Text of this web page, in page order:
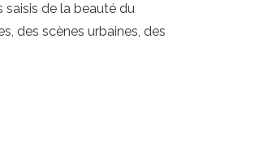
saisis de la beauté du
des scènes urbaines, des